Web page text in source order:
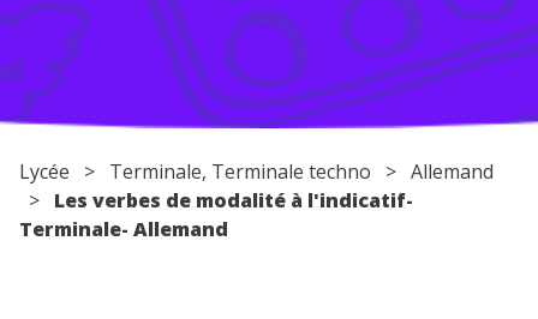
Conseils pour les parents
Lycée > Terminale, Terminale techno > Allemand
> Les verbes de modalité à l'indicatif-
Terminale- Allemand